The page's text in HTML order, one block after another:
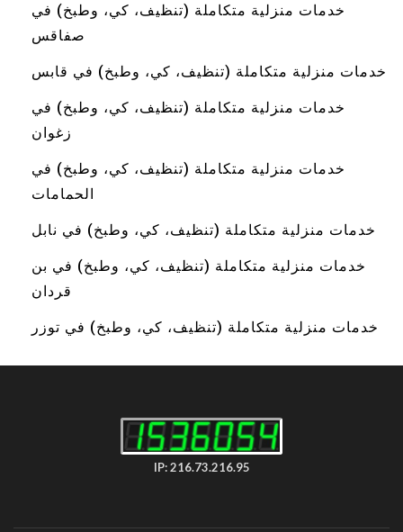
خدمات منزلية متكاملة (تنظيف، كي، وطبخ) في
صفاقس
خدمات منزلية متكاملة (تنظيف، كي، وطبخ) في قابس
خدمات منزلية متكاملة (تنظيف، كي، وطبخ) في
زغوان
خدمات منزلية متكاملة (تنظيف، كي، وطبخ) في
الحمامات
خدمات منزلية متكاملة (تنظيف، كي، وطبخ) في نابل
خدمات منزلية متكاملة (تنظيف، كي، وطبخ) في بن
قردان
خدمات منزلية متكاملة (تنظيف، كي، وطبخ) في توزر
IP: 216.73.216.95